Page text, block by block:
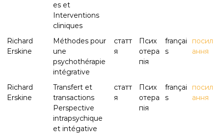
es et
Interventions
cliniques
Richard
Erskine
Méthodes pour
une
psychothérapie
intégrative
статт
я
Псих
отера
пія
françai
s
посил
ання
Richard
Erskine
Transfert et
transactions
Perspective
intrapsychique
et intégative
статт
я
Псих
отера
пія
françai
s
посил
ання